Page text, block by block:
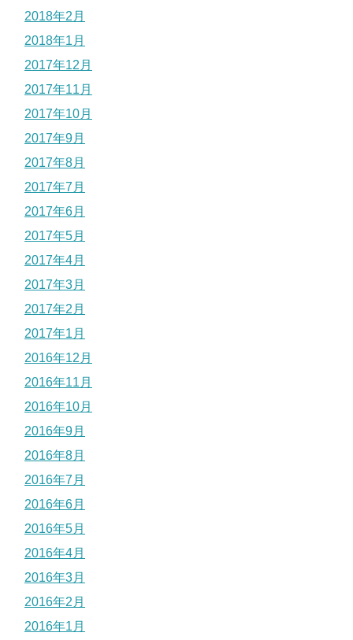
2018年2月
2018年1月
2017年12月
2017年11月
2017年10月
2017年9月
2017年8月
2017年7月
2017年6月
2017年5月
2017年4月
2017年3月
2017年2月
2017年1月
2016年12月
2016年11月
2016年10月
2016年9月
2016年8月
2016年7月
2016年6月
2016年5月
2016年4月
2016年3月
2016年2月
2016年1月